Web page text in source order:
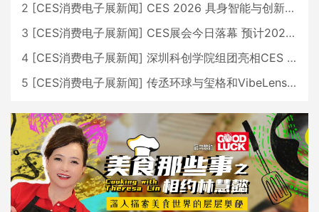
2 [CES消费电子展新闻] CES 2026 具身智能与创新领域 中国公司大放异彩
3 [CES消费电子展新闻] CES展会今日落幕 预计2026行业收入将超五千亿美元
4 [CES消费电子展新闻] 深圳科创学院组团亮相CES 广受好评
5 [CES消费电子展新闻] 传丞环球与玺格和VibeLens共同推出全新耳机